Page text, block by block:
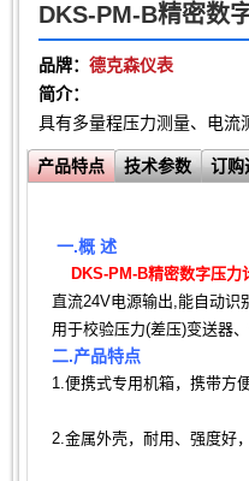
DKS-PM-B精密数
品牌： 德克森仪表
简介：
具有多量程压力测量、电流
产品特点 技术参数 订购
一.概 述
DKS-PM-B精密数字压力
直流24V电源输出,能自动识
用于校验压力(差压)变送器
二.产品特点
1.便携式专用机箱，携带方
2.金属外壳，耐用、强度好